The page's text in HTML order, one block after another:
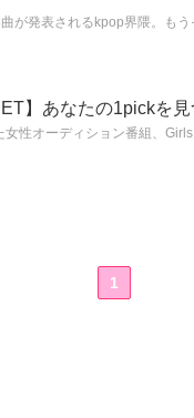
が発表されるkpop界隈。も
】あなたの1pickを
女性オーディション番組、
1